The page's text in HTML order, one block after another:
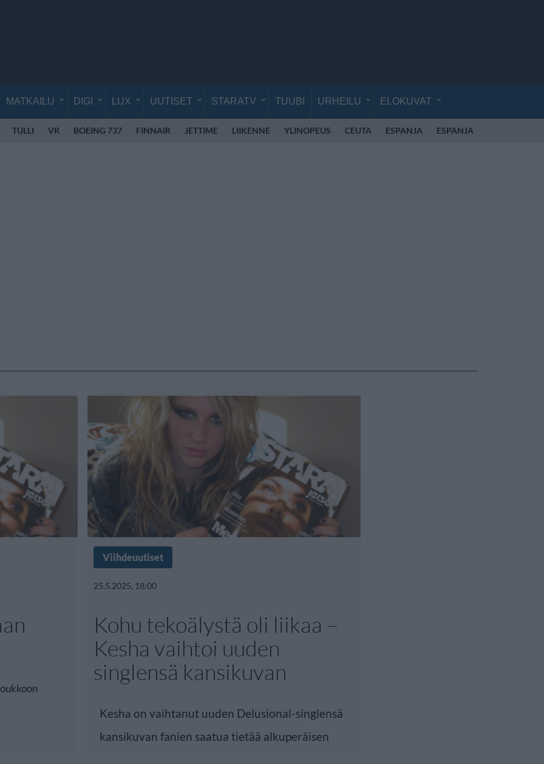
MATKAILU DIGI LUX UUTISET STARATV TUUBI URHEILU ELOKUVAT
TULLI VR BOEING 737 FINNAIR JETTIME LIIKENNE YLINOPEUS CEUTA ESPANJA ESPANJA
Viihdeuutiset
25.5.2025, 18:00
Kohu tekoälystä oli liikaa –
Kesha vaihtoi uuden
singlensä kansikuvan
Kesha on vaihtanut uuden Delusional-singlensä
kansikuvan fanien saatua tietää alkuperäisen